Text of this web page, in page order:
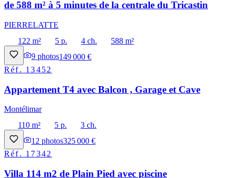
de 588 m² à 5 minutes de la centrale du Tricastin
PIERRELATTE
122 m²
5 p. 4 ch.
588 m²
9 photos149 000 €
Réf. 13452
Appartement T4 avec Balcon , Garage et Cave
Montélimar
110 m²
5 p.
3 ch.
12 photos325 000 €
Réf. 17342
Villa 114 m2 de Plain Pied avec piscine